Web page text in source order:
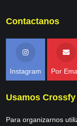
Contactanos
Instagram Por
Usamos Crossfy
Para organizarnos